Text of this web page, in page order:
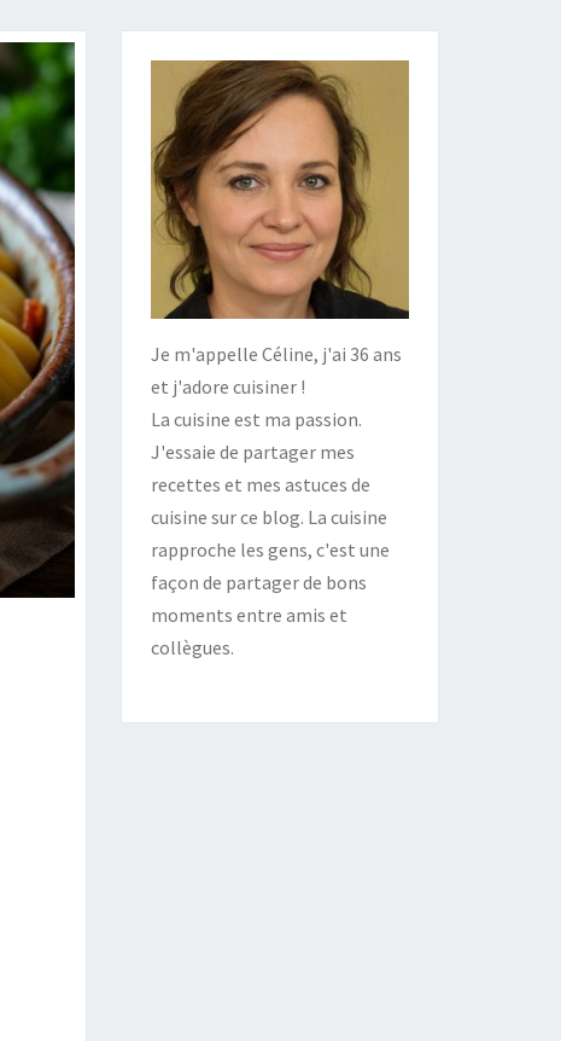
Je m'appelle Céline, j'ai 36 ans
et j'adore cuisiner !
La cuisine est ma passion.
J'essaie de partager mes
recettes et mes astuces de
cuisine sur ce blog. La cuisine
rapproche les gens, c'est une
façon de partager de bons
moments entre amis et
collègues.